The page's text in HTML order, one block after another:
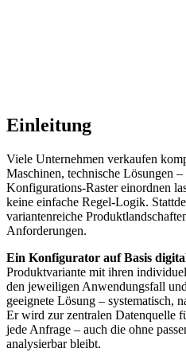
Einleitung
Viele Unternehmen verkaufen
Maschinen, technische Lösungen
Konfigurations-Raster einordnen
keine einfache Regel-Logik.
variantenreiche
Anforderungen.
Ein Konfigurator auf Basis
Produktvariante mit ihren
den jeweiligen Anwendungsfall
geeignete Lösung – systematisch,
Er wird zur zentralen Datenquelle
jede Anfrage – auch die ohne
analysierbar bleibt.